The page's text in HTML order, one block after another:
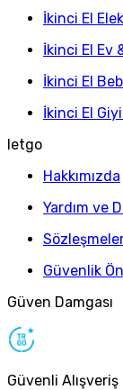
İkinci El
İkinci El Ev
İkinci El
İkinci El
letgo
Hakkımızda
Yardım ve
Güvenlik
Güven Damgası
Güvenli Alışveriş